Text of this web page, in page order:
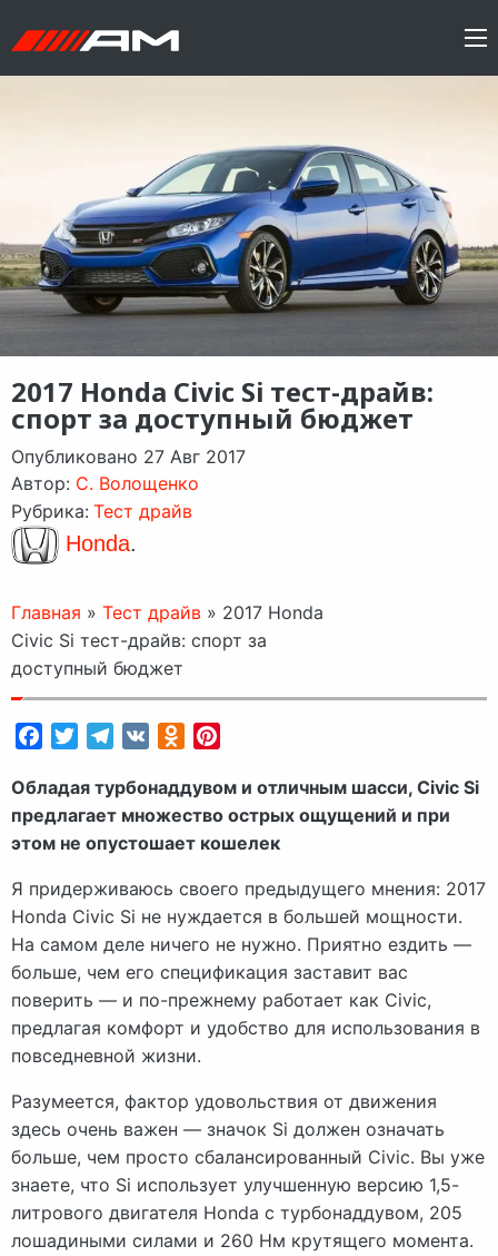
2017 Honda Civic Si тест-драйв:
спорт за доступный бюджет
Опубликовано 27 Авг 2017
Автор: C. Волощенко
Рубрика: Тест драйв
Honda.
Главная » Тест драйв » 2017 Honda
Civic Si тест-драйв: спорт за
доступный бюджет
FacebookTwitterTelegram
VK Odnoklassniki
Обладая турбонаддувом и отличным шасси, Civic Si
предлагает множество острых ощущений и при
этом не опустошает кошелек
Я придерживаюсь своего предыдущего мнения: 2017
Honda Civic Si не нуждается в большей мощности.
На самом деле ничего не нужно. Приятно ездить —
больше, чем его спецификация заставит вас
поверить — и по-прежнему работает как Civic,
предлагая комфорт и удобство для использования в
повседневной жизни.
Разумеется, фактор удовольствия от движения
здесь очень важен — значок Si должен означать
больше, чем просто сбалансированный Civic. Вы уже
знаете, что Si использует улучшенную версию 1,5-
литрового двигателя Honda с турбонаддувом, 205
лошадиными силами и 260 Нм крутящего момента.